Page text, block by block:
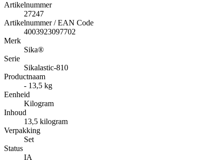
Artikelnummer
27247
Artikelnummer / EAN Code
4003923097702
Merk
Sika®
Serie
Sikalastic-810
Productnaam
- 13,5 kg
Eenheid
Kilogram
Inhoud
13,5 kilogram
Verpakking
Set
Status
IA